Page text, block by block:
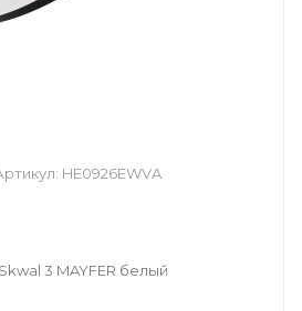
HE0926EWVA
3 MAYFER белый